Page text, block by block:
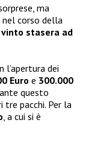
ma
nel corso della
stasera ad
l’apertura dei
Euro e 300.000
questo
tre pacchi. Per la
, a cui si è